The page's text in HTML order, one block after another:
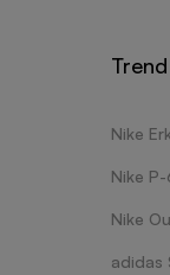
Nike
Nike
Nike
adidas